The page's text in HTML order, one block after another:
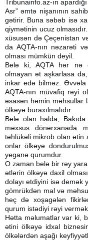
Tribunainfo.az-ın
Asr” əmtə nişanının
gətirir. Buna səbəb isə
qiymətinin ucuz
xüsusən də Çeçenistan
da AQTA-nın nəzarəti
olması mümkün deyil.
Belə ki, AQTA hər nə
olmayan ət aşkarlasa
inkar edə bilməz.
AQTA-nın müvafiq rəyi
əsasən həmin məhsullar
ölkəyə buraxılmalıdır.
Belə olan halda,
məxsus dönərxanada
təhlükəli mikrob olan ətin
onlar ölkəyə
yeganə qurumdur.
O zaman belə bir rəy
ətlərin ölkəyə daxil
dolayı etdiyini isə demək
gömrükdən mal və
heç də xoşagələn
qurum istədiyi rəyi
Hətta məlumatlar var ki,
ətini ölkəyə idxal
ölkələrdən aşağı